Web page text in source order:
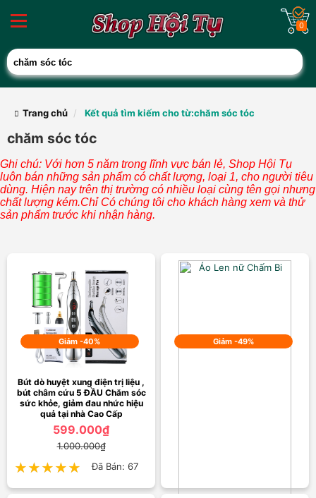
0
Trang chủ Kết quả tìm kiếm cho từ:chăm sóc tóc
chăm sóc tóc
Ghi chú: Với hơn 5 năm trong lĩnh vực bán lẻ, Shop Hội Tụ
luôn bán những sản phẩm có chất lượng, loại 1, cho người tiêu
dùng. Hiện nay trên thị trường có nhiều loại cùng tên gọi nhưng
chất lượng kém.Chỉ Có chúng tôi cho khách hàng xem và thử
sản phẩm trước khi nhận hàng.
Giảm -40%
Bút dò huyệt xung điện trị liệu ,
bút châm cứu 5 ĐẦU Chăm sóc
sức khỏe, giảm đau nhức hiệu
quả tại nhà Cao Cấp
599.000₫
1.000.000₫
★★★★★
★★★★★ Đã Bán: 67
Giảm -49%